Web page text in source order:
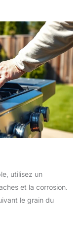
utilisez un
et la corrosion.
le grain du